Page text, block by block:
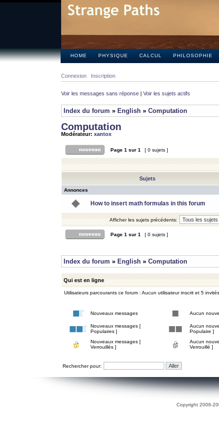
HOME PHYSIQUE CALCUL PHILOSOPHIE
Connexion Inscription
Voir les messages sans réponse | Voir les sujets actifs
Index du forum » English » Computation
Computation
Modérateur: xantox
Page 1 sur 1 [ 0 sujets ]
Sujets
Annonces
How to insert math formulas in this forum
Afficher les sujets précédents:
Page 1 sur 1 [ 0 sujets ]
Index du forum » English » Computation
Qui est en ligne
Utilisateurs parcourants ce forum : Aucun utilisateur inscrit et 5 invités
Nouveaux messages Aucun
Nouveaux messages [
Populaires ]
Aucun
Populaire ]
Nouveaux messages [
Verrouillés ]
Aucun
Verrouillé ]
Rechercher pour:
Copyright 2006-